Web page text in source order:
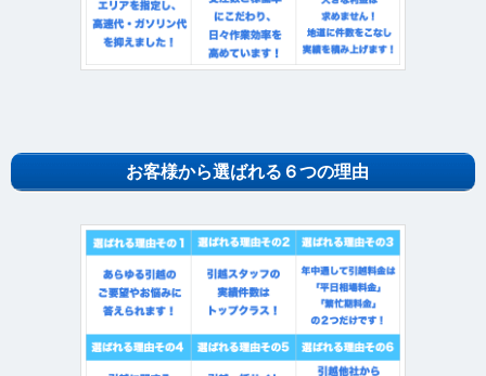
お客様から選ばれる６つの理由